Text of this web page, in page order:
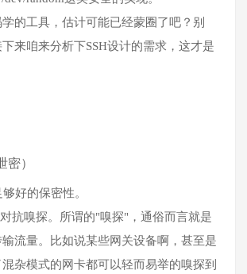
的工具，估计可能已经蒙圈了吧？别
来咱来分析下SSH设计的需求，这才是
密）
好的保密性。
抗嗅探。所谓的"嗅探"，通俗而言就是
流量。比如说某些网关设备啊，甚至是
杂模式的网卡都可以轻而易举的嗅探到